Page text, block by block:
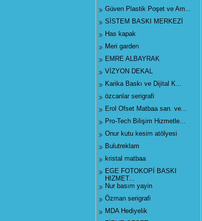
Güven Plastik Poşet ve Am...
SİSTEM BASKI MERKEZİ
Has kapak
Meri garden
EMRE ALBAYRAK
VİZYON DEKAL
Karika Baskı ve Dijital K...
özcanlar serigrafi
Erol Ofset Matbaa san. ve...
Pro-Tech Bilişim Hizmetle...
Onur kutu kesim atölyesi
Bulutreklam
kristal matbaa
EGE FOTOKOPİ BASKI
HIZMET...
Nur basım yayin
Özman serigrafi
MDA Hediyelik